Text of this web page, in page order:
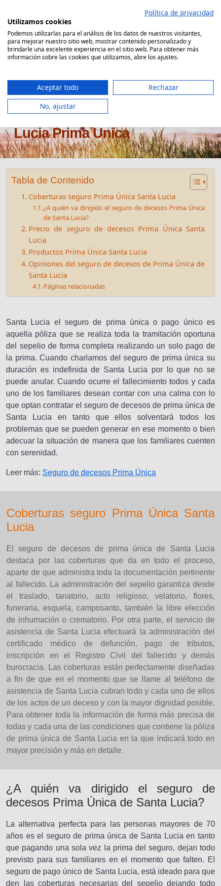
contenido
Comparador Seguro Decesos
Seguro de decesos Santa
Lucia Prima Única
Tabla de Contenido
Coberturas seguro Prima Única Santa Lucia
¿A quién va dirigido el seguro de decesos Prima Única
de Santa Lucia?
Precio de seguro de decesos Prima Única Santa
Lucia
Productos Prima Única Santa Lucia
Opiniones del seguro de decesos de Prima Única de
Santa Lucia
Páginas relacionadas
Santa Lucia el seguro de prima única o pago único es
aquella póliza que se realiza toda la tramitación oportuna
del sepelio de forma completa realizando un solo pago de
la prima. Cuando charlamos del seguro de prima única su
duración es indefinida de Santa Lucia por lo que no se
puede anular. Cuando ocurre el fallecimiento todos y cada
uno de los familiares desean contar con una calma con lo
que optan contratar el seguro de decesos de prima única de
Santa Lucia en tanto que ellos solventará todos los
problemas que se pueden generar en ese momento o bien
adecuar la situación de manera que los familiares cuenten
con serenidad.
Leer más: Seguro de decesos Prima Única
Coberturas seguro Prima Única Santa
Lucia
El seguro de decesos de prima única de Santa Lucia
destaca por las coberturas que da en todo el proceso,
aparte de que administra toda la documentación pertinente
al fallecido. La administración del sepelio garantiza desde
el traslado, tanatorio, acto religioso, velatorio, flores,
funeraria, esquela, camposanto, también la libre elección
de inhumación o crematorio. Por otra parte, el servicio de
asistencia de Santa Lucia efectuará la administración del
certificado médico de defunción, pago de tributos,
inscripción en el Registro Civil del fallecido y demás
burocracia. Las coberturas están perfectamente diseñadas
a fin de que en el momento que se llame al teléfono de
asistencia de Santa Lucia cubran todo y cada uno de ellos
de los actos de un deceso y con la mayor dignidad posible.
Para obtener toda la información de forma más precisa de
todas y cada una de las condiciones que contiene la póliza
de prima única de Santa Lucia en la que indicará todo en
mayor precisión y más en detalle.
¿A quién va dirigido el seguro de
decesos Prima Única de Santa Lucia?
La alternativa perfecta para las personas mayores de 70
años es el seguro de prima única de Santa Lucia en tanto
que pagando una sola vez la prima del seguro, dejan todo
previsto para sus familiares en el momento que falten. El
seguro de pago único de Santa Lucia, está ideado para que
den las coberturas necesarias del sepelio dejando todo
Política de privacidad
Utilizamos cookies
Podemos utilizarlas para el análisis de los datos de nuestros visitantes,
para mejorar nuestro sitio web, mostrar contenido personalizado y
brindarle una excelente experiencia en el sitio web. Para obtener más
información sobre las cookies que utilizamos, abre los ajustes.
Aceptar todo
Rechazar
No, ajustar